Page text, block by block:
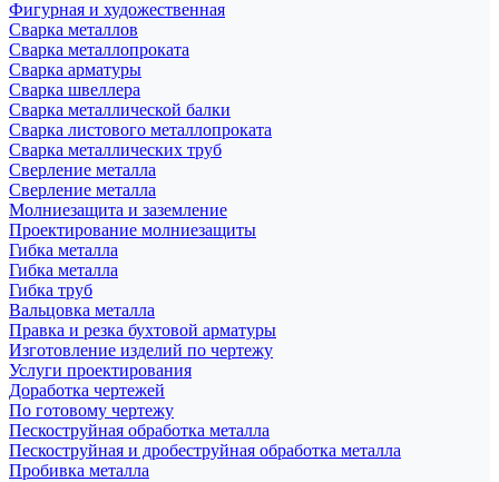
Фигурная и художественная
Сварка металлов
Сварка металлопроката
Сварка арматуры
Сварка швеллера
Сварка металлической балки
Сварка листового металлопроката
Сварка металлических труб
Сверление металла
Сверление металла
Молниезащита и заземление
Проектирование молниезащиты
Гибка металла
Гибка металла
Гибка труб
Вальцовка металла
Правка и резка бухтовой арматуры
Изготовление изделий по чертежу
Услуги проектирования
Доработка чертежей
По готовому чертежу
Пескоструйная обработка металла
Пескоструйная и дробеструйная обработка металла
Пробивка металла